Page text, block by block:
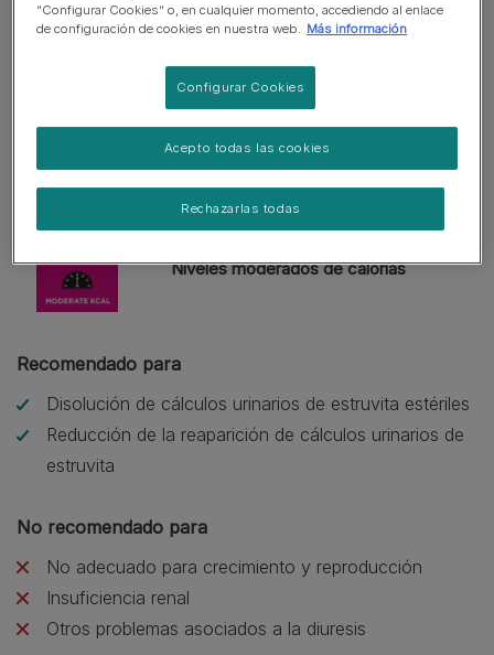
Con seguridad urinaria St/Ox
Niveles moderados de calorías
Recomendado para
Disolución de cálculos urinarios de estruvita estériles
Reducción de la reaparición de cálculos urinarios de
estruvita
No recomendado para
No adecuado para crecimiento y reproducción
Insuficiencia renal
Otros problemas asociados a la diuresis
“Configurar Cookies” o, en cualquier momento, accediendo al enlace
de configuración de cookies en nuestra web.
Más información
Configurar Cookies
Rechazarlas todas
Acepto todas las cookies